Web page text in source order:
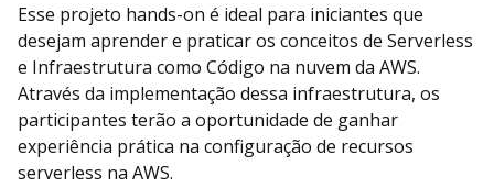
Esse projeto hands-on é ideal para iniciantes que
desejam aprender e praticar os conceitos de Serverless
e Infraestrutura como Código na nuvem da AWS.
Através da implementação dessa infraestrutura, os
participantes terão a oportunidade de ganhar
experiência prática na configuração de recursos
serverless na AWS.